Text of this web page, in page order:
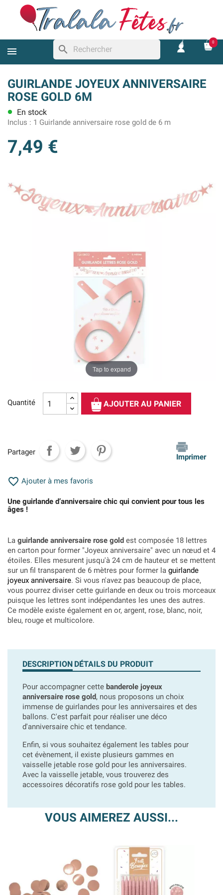
search
0
GUIRLANDE JOYEUX ANNIVERSAIRE
ROSE GOLD 6M
lens En stock
Inclus : 1 Guirlande anniversaire rose gold de 6 m
7,49 €
Tap to expand
Quantité AJOUTER AU PANIER
Partager
Imprimer
 Ajouter à mes favoris
Une guirlande d’anniversaire chic qui convient pour tous les
âges !
La guirlande anniversaire rose gold est composée 18 lettres
en carton pour former "Joyeux anniversaire" avec un nœud et 4
étoiles. Elles mesurent jusqu'à 24 cm de hauteur et se mettent
sur un fil transparent de 6 mètres pour former la guirlande
joyeux anniversaire. Si vous n'avez pas beaucoup de place,
vous pourrez diviser cette guirlande en deux ou trois morceaux
puisque les lettres sont indépendantes les unes des autres.
Ce modèle existe également en or, argent, rose, blanc, noir,
bleu, rouge et multicolore.
DESCRIPTION DÉTAILS DU PRODUIT
Pour accompagner cette banderole joyeux
anniversaire rose gold, nous proposons un choix
immense de guirlandes pour les anniversaires et des
ballons. C'est parfait pour réaliser une déco
d'anniversaire chic et tendance.
Enfin, si vous souhaitez également les tables pour
cet évènement, il existe plusieurs gammes en
vaisselle jetable rose gold pour les anniversaires.
Avec la vaisselle jetable, vous trouverez des
accessoires décoratifs rose gold pour les tables.
VOUS AIMEREZ AUSSI...